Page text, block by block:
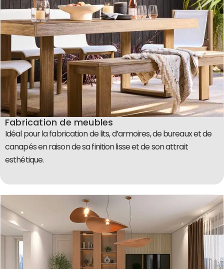
Fabrication de meubles
Idéal pour la fabrication de lits, d’armoires, de bureaux et de
canapés en raison de sa finition lisse et de son attrait
esthétique.